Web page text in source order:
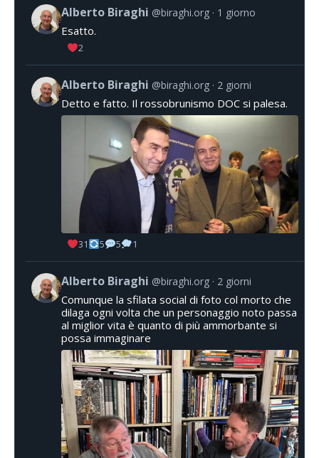
Alberto Biraghi @biraghi.org 1 giorno
Esatto.
2
Alberto Biraghi @biraghi.org 2 giorni
Detto e fatto. Il rossobrunismo DOC si palesa.
31 5 5 1
Alberto Biraghi @biraghi.org 2 giorni
Comunque la sfilata social di foto col morto che
dilaga ogni volta che un personaggio noto passa
al miglior vita è quanto di più ammorbante si
possa immaginare